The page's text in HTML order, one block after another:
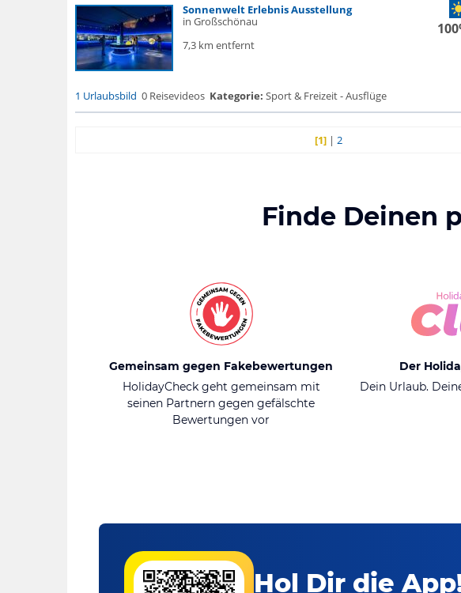
Sonnenwelt Erlebnis Ausstellung
in Großschönau
7,3 km entfernt
1 Urlaubsbild 0 Reisevideos Kategorie: Sport & Freizeit - Ausflüge
[1]| 2
Finde Deinen
Gemeinsam gegen Fakebewertungen
HolidayCheck geht gemeinsam mit
seinen Partnern gegen gefälschte
Bewertungen vor
Der
Dein Urlaub.
Hol Dir die